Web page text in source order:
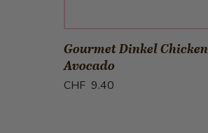
Gourmet Dinkel Chicken
Avocado
CHF 9.40